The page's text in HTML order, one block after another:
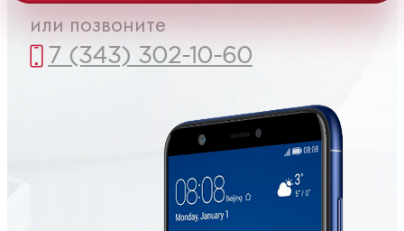
или позвоните
7 (343) 302-10-60